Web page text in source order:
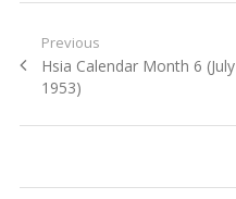
Post navigation
Previous
Previous post:
Hsia Calendar Month 6 (July
1953)